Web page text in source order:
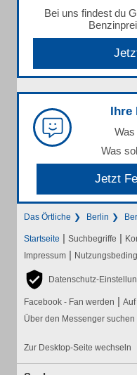
Bei uns findest du
Ihre
Was
Was
Jetzt
Das Örtliche Berlin
Startseite | Suchbegriffe |
Impressum |
Datenschutz-
Facebook - Fan werden |
Über den Messenger suchen
Zur Desktop-Seite wechseln